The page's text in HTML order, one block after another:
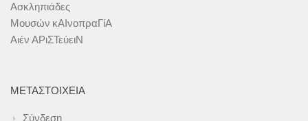
Ασκληπιάδες
Μουσών κΑΙνοπραΓίΑ
Αιέν ΑΡιΣΤεύειΝ
ΜΕΤΑΣΤΟΙΧΕΊΑ
Σύνδεση